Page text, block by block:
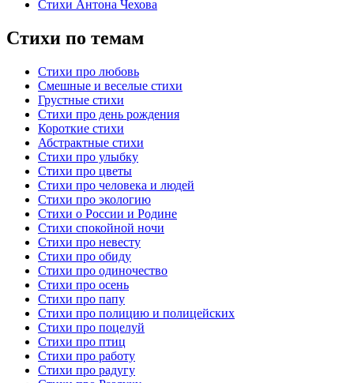
Стихи Антона Чехова
Стихи по темам
Стихи про любовь
Смешные и веселые стихи
Грустные стихи
Стихи про день рождения
Короткие стихи
Абстрактные стихи
Стихи про улыбку
Стихи про цветы
Стихи про человека и людей
Стихи про экологию
Стихи о России и Родине
Стихи спокойной ночи
Стихи про невесту
Стихи про обиду
Стихи про одиночество
Стихи про осень
Стихи про папу
Стихи про полицию и полицейских
Стихи про поцелуй
Стихи про птиц
Стихи про работу
Стихи про радугу